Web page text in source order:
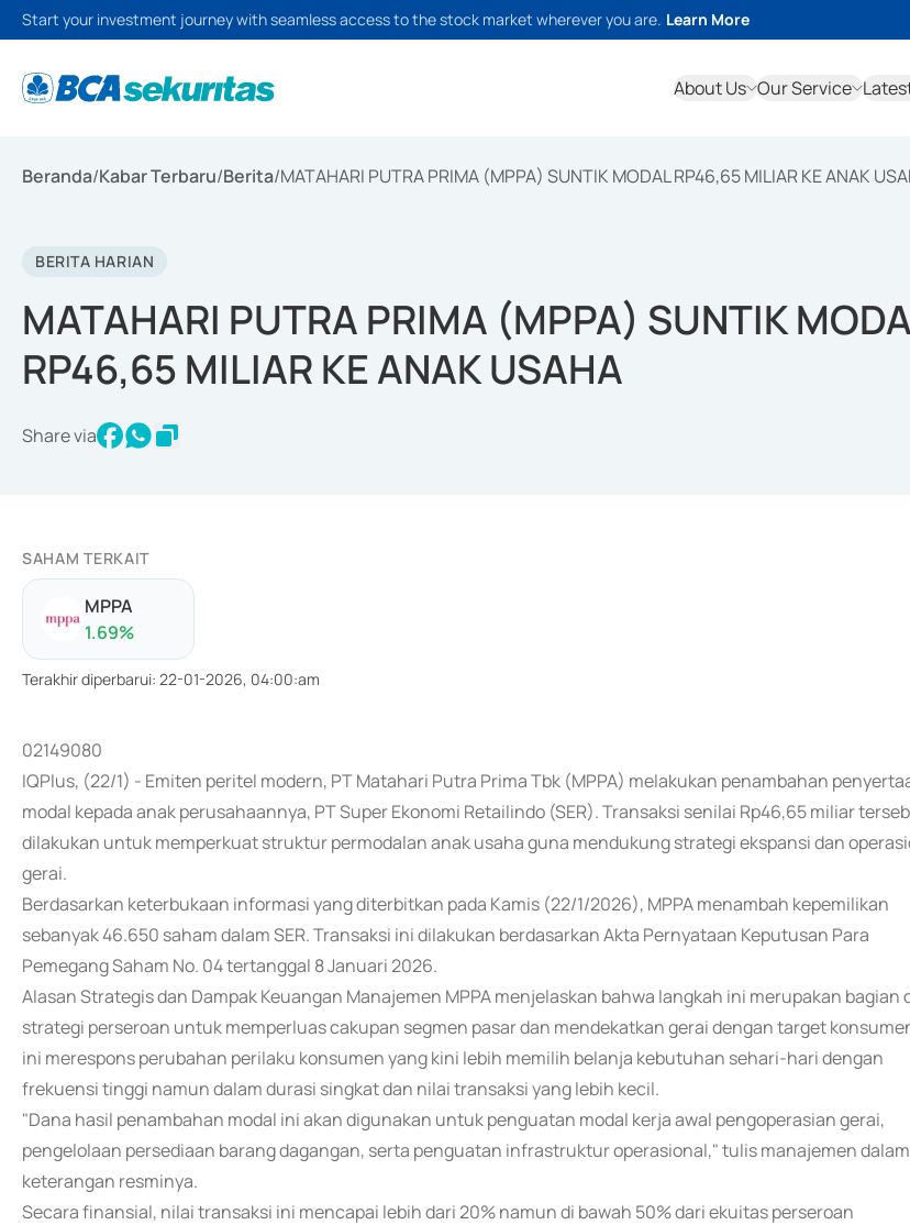
Start your investment journey with seamless access to the stock market wherever you are. Learn More
About Us Our Service
Beranda/Kabar Terbaru/Berita/MATAHARI PUTRA PRIMA (MPPA) SUNTIK MODAL RP46,65 MILIAR KE ANAK
BERITA HARIAN
MATAHARI PUTRA PRIMA (MPPA) SUNTIK
RP46,65 MILIAR KE ANAK USAHA
Share via
SAHAM TERKAIT
MPPA
1.69%
Terakhir diperbarui: 22-01-2026, 04:00:am
02149080
IQPlus, (22/1) - Emiten peritel modern, PT Matahari Putra Prima Tbk (MPPA) melakukan penambahan
modal kepada anak perusahaannya, PT Super Ekonomi Retailindo (SER). Transaksi senilai Rp46,65 miliar
dilakukan untuk memperkuat struktur permodalan anak usaha guna mendukung strategi ekspansi dan
gerai.
Berdasarkan keterbukaan informasi yang diterbitkan pada Kamis (22/1/2026), MPPA menambah kepemilikan
sebanyak 46.650 saham dalam SER. Transaksi ini dilakukan berdasarkan Akta Pernyataan Keputusan Para
Pemegang Saham No. 04 tertanggal 8 Januari 2026.
Alasan Strategis dan Dampak Keuangan Manajemen MPPA menjelaskan bahwa langkah ini merupakan bagian
strategi perseroan untuk memperluas cakupan segmen pasar dan mendekatkan gerai dengan target
ini merespons perubahan perilaku konsumen yang kini lebih memilih belanja kebutuhan sehari-hari dengan
frekuensi tinggi namun dalam durasi singkat dan nilai transaksi yang lebih kecil.
"Dana hasil penambahan modal ini akan digunakan untuk penguatan modal kerja awal pengoperasian gerai,
pengelolaan persediaan barang dagangan, serta penguatan infrastruktur operasional," tulis manajemen dalam
keterangan resminya.
Secara finansial, nilai transaksi ini mencapai lebih dari 20% namun di bawah 50% dari ekuitas perseroan